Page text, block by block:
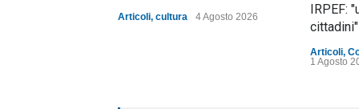
Articoli, cultura 4 Agosto 2026
IRPEF:
cittadini"
Articoli,
1 Agosto